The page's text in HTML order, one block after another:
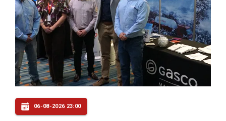
06-08-2026 23:00